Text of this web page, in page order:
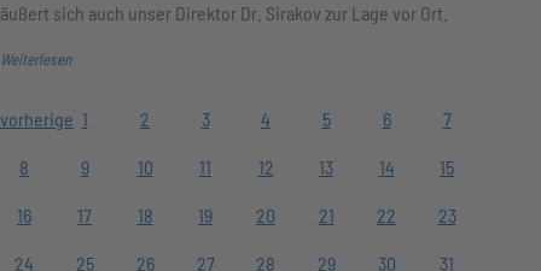
äußert sich auch unser Direktor Dr. Sirakov zur Lage vor Ort.
Weiterlesen
vorherige 1 2 3 4 5 6 7
8 9 10 11 12 13 14 15
16 17 18 19 20 21 22 23
24 25 26 27 28 29 30 31